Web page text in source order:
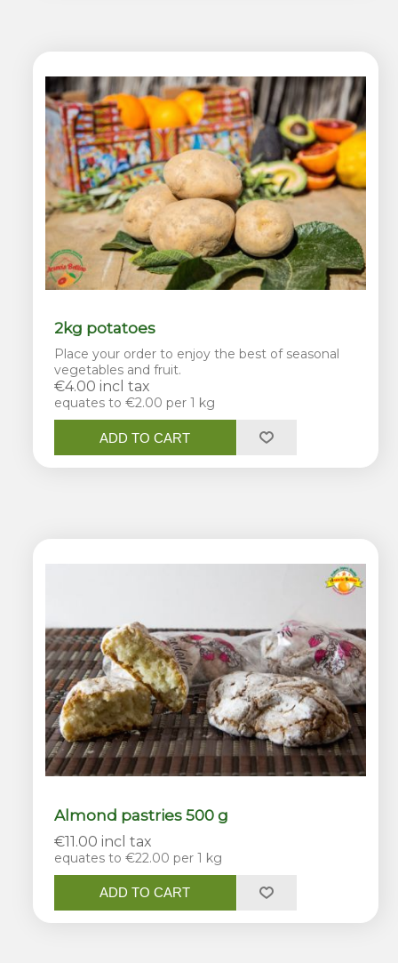
2kg potatoes
Place your order to enjoy the best of seasonal
vegetables and fruit.
€4.00 incl tax
equates to €2.00 per 1 kg
ADD TO CART
Almond pastries 500 g
€11.00 incl tax
equates to €22.00 per 1 kg
ADD TO CART